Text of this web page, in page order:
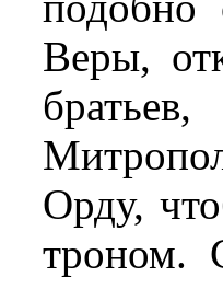
Веры,
Орду,
троном.